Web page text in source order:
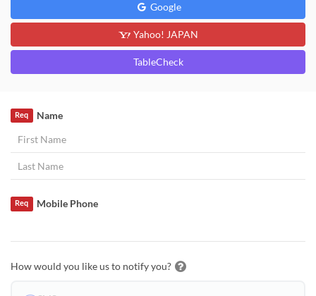
Google
Yahoo! JAPAN
TableCheck
Name
Req
Mobile Phone
Req
How would you like us to notify you?